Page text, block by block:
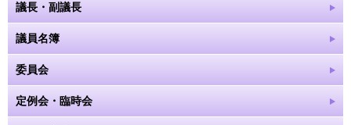
議長・副議長
議員名簿
委員会
定例会・臨時会